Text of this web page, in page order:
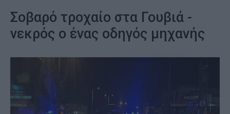
Σοβαρό τροχαίο στα Γουβιά -
νεκρός ο ένας οδηγός μηχανής